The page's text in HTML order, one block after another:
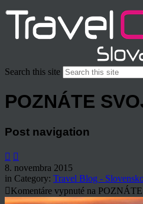
Search this site
POZNÁTE
Post navigation
8. novembra 2015
in Category: Travel Blog -
Komentáre vypnuté na